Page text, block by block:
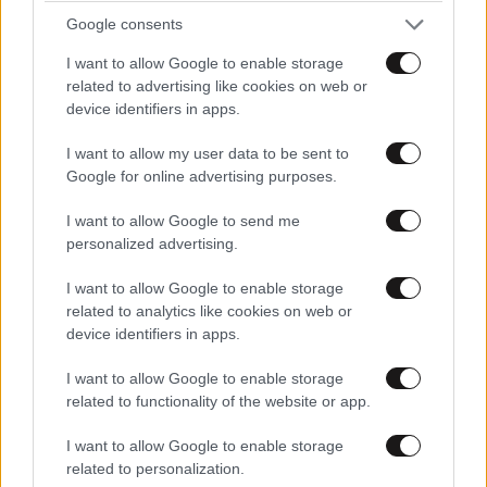
Google consents
I want to allow Google to enable storage
related to advertising like cookies on web or
device identifiers in apps.
I want to allow my user data to be sent to
Google for online advertising purposes.
I want to allow Google to send me
personalized advertising.
I want to allow Google to enable storage
related to analytics like cookies on web or
device identifiers in apps.
I want to allow Google to enable storage
related to functionality of the website or app.
I want to allow Google to enable storage
related to personalization.
Λαλάκη, ο σεβασμός κερδίζεται, δεν ζητείται ! και
πολύ περισσότερο δεν απαιτείται ! ...... εμπιστευτικά
Απαντήστε
ΧΑ ΧΑ ΧΑ 17·07·2025 07:31
χαχαχααχα
Απαντήστε
ΠΕΡΙΣΣΟΤΕΡΑ ΣΧΟΛΙΑ
TRENDING
06·08·2026 12:46